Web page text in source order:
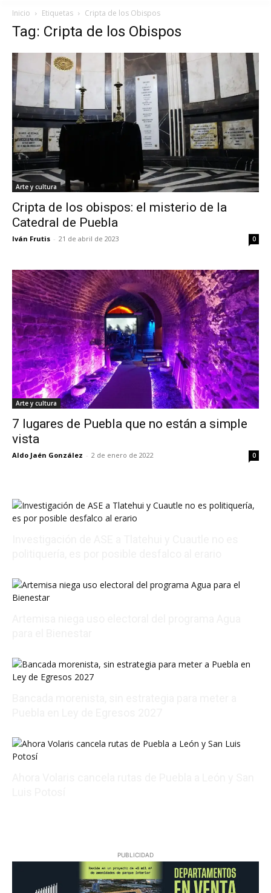
Inicio Etiquetas Cripta de los Obispos
Tag: Cripta de los Obispos
Arte y cultura
Cripta de los obispos: el misterio de la
Catedral de Puebla
Iván Frutis - 21 de abril de 2023 0
Arte y cultura
7 lugares de Puebla que no están a simple
vista
Aldo Jaén González - 2 de enero de 2022 0
PUBLICIDAD